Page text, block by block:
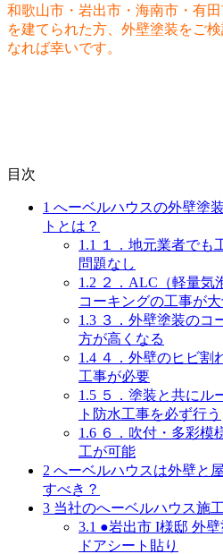
和歌山市・岩出市・海南市・有
を建てられた方、外壁塗装をご
なれば幸いです。
目次
1 へーベルハウスの外壁塗
トとは？
1.1
１．地元業者でも
問題なし
1.2 ２．ALC（軽量気
コーキングの工事が
1.3 ３．外壁塗装のコ
方が高くなる
1.4 ４．外壁のヒビ割
工事が必要
1.5 ５．塗装と共にル
ト防水工事を必ず行う
1.6 ６．吹付・多彩模
工が可能
2 へーベルハウスは外壁と
すべき？
3 当社のへーベルハウス施
3.1 ●岩出市 I様邸 外
ドアシート貼り